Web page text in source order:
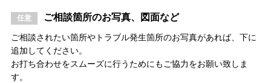
ご相談箇所のお写真、図面など
ご相談されたい箇所やトラブル発生箇所のお写真があれば、下に
追加してください。
お打ち合わせをスムーズに行うためにもご協力をお願い致しま
す。